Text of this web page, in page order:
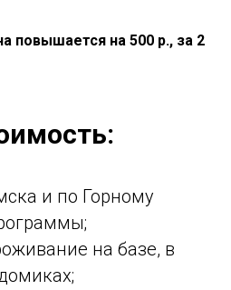
повышается на 500 р., за 2
и по Горному
на базе, в